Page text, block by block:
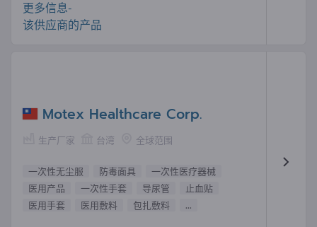
更多信息-
该供应商的产品
Motex Healthcare Corp.
生产厂家 台湾 全球范围
一次性无尘服 防毒面具
一次性医疗器械
医用产品
一次性手套 导尿管
止血贴
医用手套
医用敷料 包扎敷料 ...